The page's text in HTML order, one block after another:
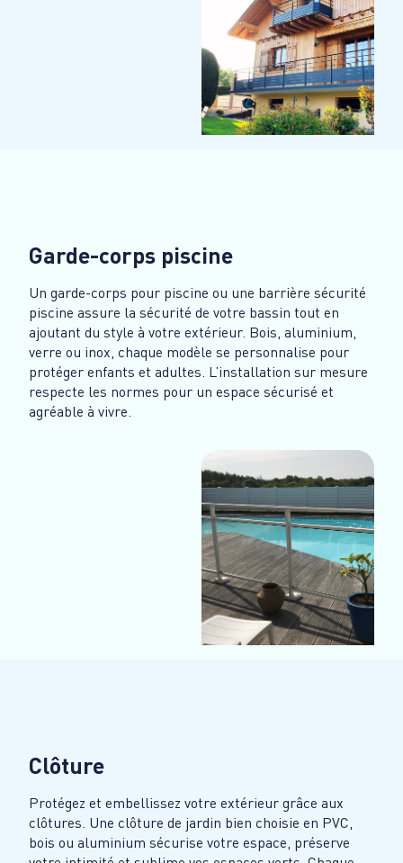
Garde-corps piscine
Un garde-corps pour piscine ou une barrière sécurité
piscine assure la sécurité de votre bassin tout en
ajoutant du style à votre extérieur. Bois, aluminium,
verre ou inox, chaque modèle se personnalise pour
protéger enfants et adultes. L’installation sur mesure
respecte les normes pour un espace sécurisé et
agréable à vivre.
Clôture
Protégez et embellissez votre extérieur grâce aux
clôtures. Une clôture de jardin bien choisie en PVC,
bois ou aluminium sécurise votre espace, préserve